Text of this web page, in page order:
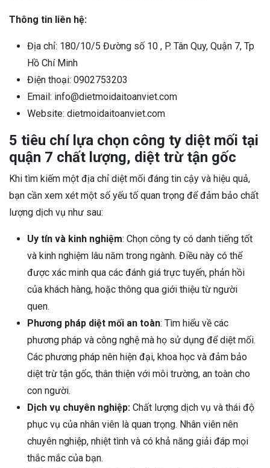
Thông tin liên hệ:
Địa chỉ: 180/10/5 Đường số 10 , P. Tân Quy, Quận 7, Tp
Hồ Chí Minh
Điện thoại: 0902753203
Email: info@dietmoidaitoanviet.com
Website: dietmoidaitoanviet.com
5 tiêu chí lựa chọn công ty diệt mối tại
quận 7 chất lượng, diệt trừ tận gốc
Khi tìm kiếm một địa chỉ diệt mối đáng tin cậy và hiệu quả,
bạn cần xem xét một số yếu tố quan trọng để đảm bảo chất
lượng dịch vụ như sau:
Uy tín và kinh nghiệm: Chọn công ty có danh tiếng tốt
và kinh nghiệm lâu năm trong ngành. Điều này có thể
được xác minh qua các đánh giá trực tuyến, phản hồi
của khách hàng, hoặc thông qua giới thiệu từ người
quen.
Phương pháp diệt mối an toàn: Tìm hiểu về các
phương pháp và công nghệ mà họ sử dụng để diệt mối.
Các phương pháp nên hiện đại, khoa học và đảm bảo
diệt trừ tận gốc, thân thiện với môi trường, an toàn cho
con người.
Dịch vụ chuyên nghiệp: Chất lượng dịch vụ và thái độ
phục vụ của nhân viên là quan trọng. Nhân viên nên
chuyên nghiệp, nhiệt tình và có khả năng giải đáp mọi
thắc mắc của bạn.